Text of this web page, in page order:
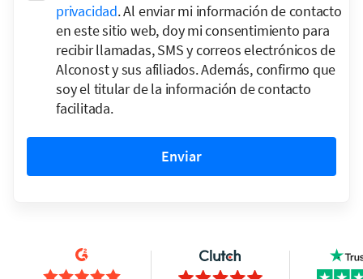
privacidad. Al enviar mi información de contacto
en este sitio web, doy mi consentimiento para
recibir llamadas, SMS y correos electrónicos de
Alconost y sus afiliados. Además, confirmo que
soy el titular de la información de contacto
facilitada.
Enviar